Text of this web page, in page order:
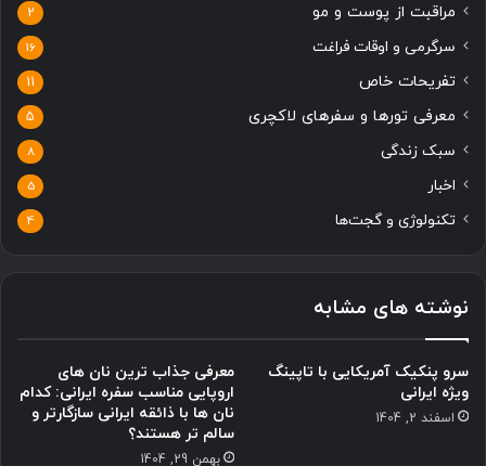
مراقبت از پوست و مو 2
سرگرمی و اوقات فراغت 16
تفریحات خاص 11
معرفی تورها و سفرهای لاکچری 5
سبک زندگی 8
اخبار 5
تکنولوژی و گجت‌ها 4
نوشته های مشابه
سرو پنکیک آمریکایی با تاپینگ
ویژه ایرانی
اسفند 2, 1404
معرفی جذاب ترین نان های
اروپایی مناسب سفره ایرانی: کدام
نان ها با ذائقه ایرانی سازگارتر و
سالم تر هستند؟
بهمن 29, 1404